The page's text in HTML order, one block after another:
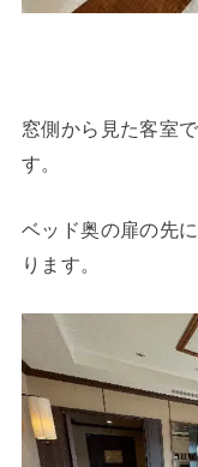
窓側から見た客室
す。
ベッド奥の扉の先
ります。